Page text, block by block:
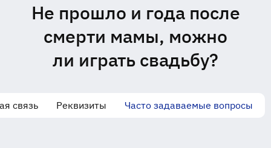
Не прошло и года после
смерти мамы, можно
ли играть свадьбу?
связь Реквизиты Часто задаваемые вопросы